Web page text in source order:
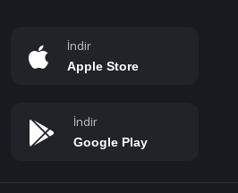
İndir
Apple Store
İndir
Google Play